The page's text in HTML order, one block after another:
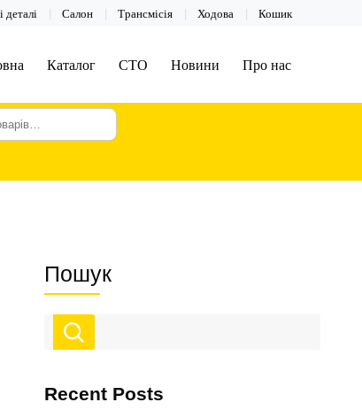
деталі Салон Трансмісія Ходова Кошик
Каталог СТО Новини Про нас
Пошук
Recent Posts